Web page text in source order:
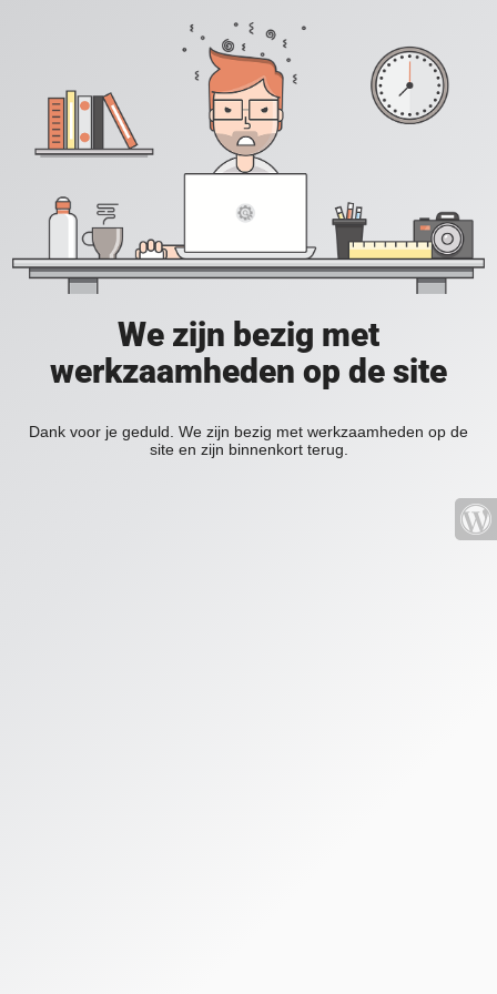
We zijn bezig met
werkzaamheden op de site
Dank voor je geduld. We zijn bezig met werkzaamheden op de
site en zijn binnenkort terug.